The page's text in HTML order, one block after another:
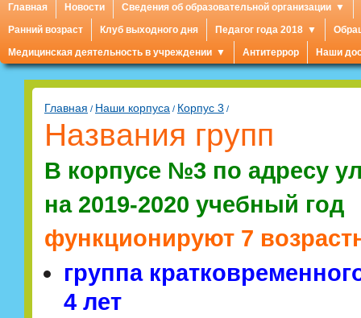
Главная Новости
Сведения об образовательной организации
Ранний возраст
Клуб выходного дня Педагог года 2018
Медицинская деятельность в учреждении
Антитеррор Наши
Главная / Наши корпуса / Корпус 3 /
Названия групп
В корпусе №3 по адресу
на 2019-2020 учебный год
функционируют 7
группа
4 лет